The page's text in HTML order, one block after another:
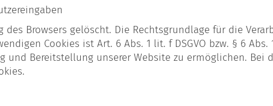
des Browsers gelöscht. Die Rechtsgrundlage für die
Cookies ist Art. 6 Abs. 1 lit. f DSGVO bzw. § 6
und Bereitstellung unserer Website zu ermöglichen.